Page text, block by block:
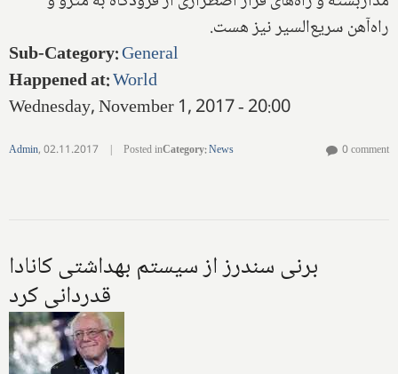
راه‌آهن سریع‌السیر نیز هست.
Sub-Category:General
Happened at:World
Wednesday, November 1, 2017 - 20:00
Admin,02.11.2017 | Posted inCategory:News 0 comment
برنی سندرز از سیستم بهداشتی کانادا
قدردانی کرد